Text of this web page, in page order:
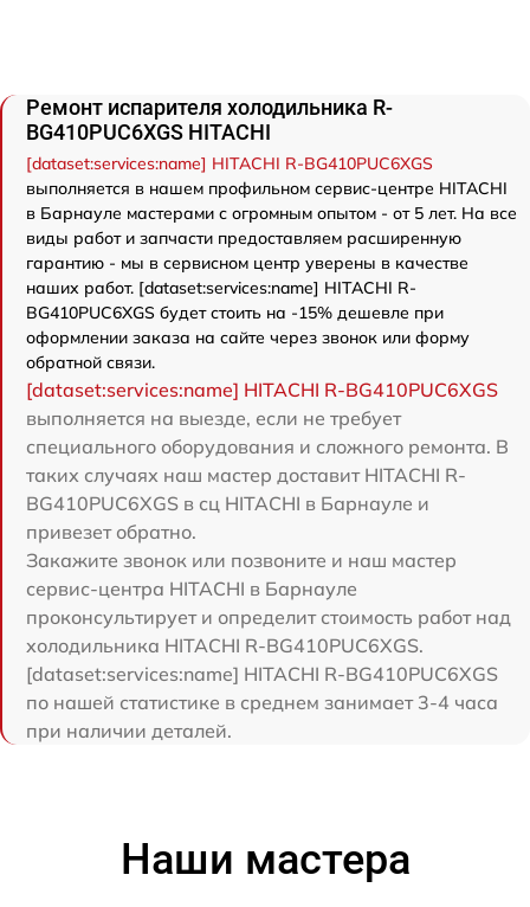
Ремонт испарителя холодильника R-
BG410PUC6XGS HITACHI
[dataset:services:name] HITACHI R-BG410PUC6XGS
выполняется в нашем профильном сервис-центре HITACHI
в Барнауле мастерами с огромным опытом - от 5 лет. На все
виды работ и запчасти предоставляем расширенную
гарантию - мы в сервисном центр уверены в качестве
наших работ. [dataset:services:name] HITACHI R-
BG410PUC6XGS будет стоить на -15% дешевле при
оформлении заказа на сайте через звонок или форму
обратной связи.
[dataset:services:name] HITACHI R-BG410PUC6XGS
выполняется на выезде, если не требует
специального оборудования и сложного ремонта. В
таких случаях наш мастер доставит HITACHI R-
BG410PUC6XGS в сц HITACHI в Барнауле и
привезет обратно.
Закажите звонок или позвоните и наш мастер
сервис-центра HITACHI в Барнауле
проконсультирует и определит стоимость работ над
холодильника HITACHI R-BG410PUC6XGS.
[dataset:services:name] HITACHI R-BG410PUC6XGS
по нашей статистике в среднем занимает 3-4 часа
при наличии деталей.
Наши мастера